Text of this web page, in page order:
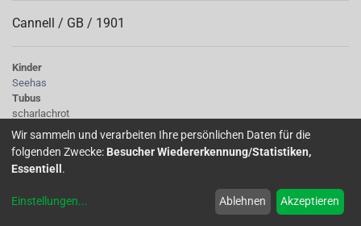
Cannell / GB / 1901
Kinder
Seehas
Tubus
scharlachrot
Sepalen
scharlachrot
Korolle/Petalen
blau-rot
rot
Wir sammeln und verarbeiten Ihre persönlichen Daten für die
folgenden Zwecke: Besucher Wiedererkennung/Statistiken,
Essentiell .
Einstellungen... Ablehnen Akzeptieren